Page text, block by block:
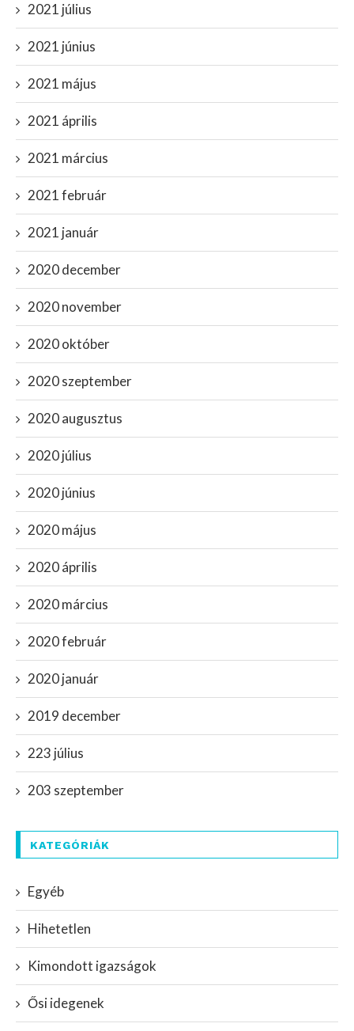
2021 július
2021 június
2021 május
2021 április
2021 március
2021 február
2021 január
2020 december
2020 november
2020 október
2020 szeptember
2020 augusztus
2020 július
2020 június
2020 május
2020 április
2020 március
2020 február
2020 január
2019 december
223 július
203 szeptember
KATEGÓRIÁK
Egyéb
Hihetetlen
Kimondott igazságok
Ősi idegenek